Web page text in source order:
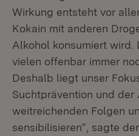
Wirkung entsteht vor
Kokain mit anderen
Alkohol konsumiert wird.
vielen offenbar immer
Deshalb liegt unser
Suchtprävention und
weitreichenden Folgen
sensibilisieren“, sagte